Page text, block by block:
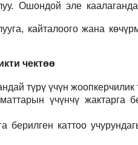
Ошондой эле
кайталоого жана
чектөө
түрү үчүн жоопкерчилик
үчүнчү жактарга
каттоо